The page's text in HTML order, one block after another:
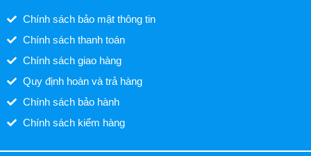
Chính sách bảo mật thông tin
Chính sách thanh toán
Chính sách giao hàng
Quy định hoàn và trả hàng
Chính sách bảo hành
Chính sách kiểm hàng